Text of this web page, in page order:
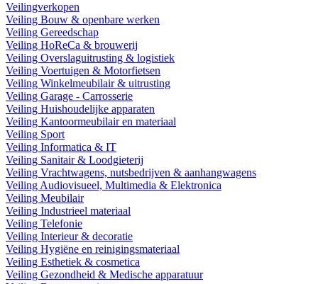
Veilingverkopen
Veiling Bouw & openbare werken
Veiling Gereedschap
Veiling HoReCa & brouwerij
Veiling Overslaguitrusting & logistiek
Veiling Voertuigen & Motorfietsen
Veiling Winkelmeubilair & uitrusting
Veiling Garage - Carrosserie
Veiling Huishoudelijke apparaten
Veiling Kantoormeubilair en materiaal
Veiling Sport
Veiling Informatica & IT
Veiling Sanitair & Loodgieterij
Veiling Vrachtwagens, nutsbedrijven & aanhangwagens
Veiling Audiovisueel, Multimedia & Elektronica
Veiling Meubilair
Veiling Industrieel materiaal
Veiling Telefonie
Veiling Interieur & decoratie
Veiling Hygiëne en reinigingsmateriaal
Veiling Esthetiek & cosmetica
Veiling Gezondheid & Medische apparatuur